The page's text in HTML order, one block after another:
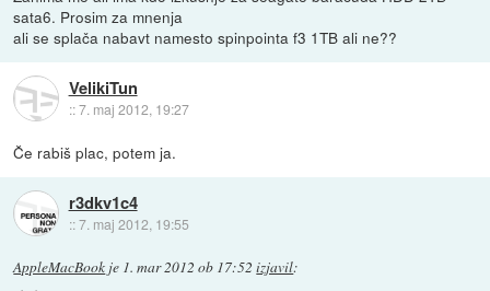
sata6. Prosim za mnenja
ali se splača nabavt namesto spinpointa f3 1TB ali ne??
VelikiTun
::7. maj 2012, 19:27
Če rabiš plac, potem ja.
r3dkv1c4
::7. maj 2012, 19:55
AppleMacBook je 1. mar 2012 ob 17:52 izjavil: